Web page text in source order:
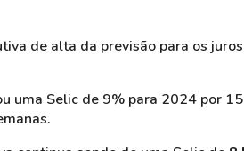
de alta da previsão para os
uma Selic de 9% para 2024 por